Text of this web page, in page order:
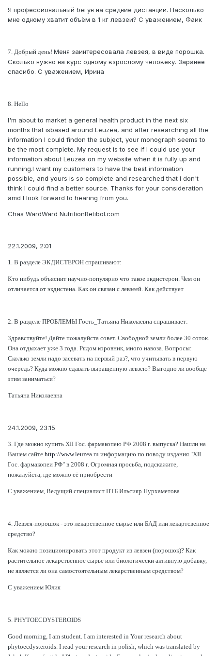
Я профессиональный бегун на средние дистанции. Насколько
мне одному хватит объём в 1 кг левзеи? С уважением, Фаик
7. Добрый день! Меня заинтересовала левзея, в виде порошка.
Сколько нужно на курс одному взрослому человеку. Заранее
спасибо. С уважением, Ирина
8. Hello
I'm about to market a general health product in the next six
months that isbased around Leuzea, and after researching all the
information I could findon the subject, your monograph seems to
be the most complete. My request is to see if I could use your
information about Leuzea on my website when it is fully up and
running.I want my customers to have the best information
possible, and yours is so complete and researched that I don't
think I could find a better source. Thanks for your consideration
amd I look forward to hearing from you.
Chas WardWard NutritionRetibol.com
22.1.2009, 2:01
1. В разделе ЭКДИСТЕРОН спрашивают:
Кто нибудь объяснит научно-популярно что такое экдистерон. Чем он
отличается от экдистена. Как он связан с левзеей. Как действует
2. В разделе ПРОБЛЕМЫ Гость_Татьяна Николаевна спрашивает:
Здравствуйте! Дайте пожалуйста совет. Свободной земли более 30 соток.
Она отдыхает уже 3 года. Рядом коровник, много навоза. Вопросы:
Сколько земли надо засевать на первый раз?, что учитывать в первую
очередь? Куда можно сдавать выращенную левзею? Выгодно ли вообще
этим заниматься?
Татьяна Николаевна
24.1.2009, 23:15
3. Где можно купить ХII Гос. фармакопею РФ 2008 г. выпуска? Нашли на
Вашем сайте http://www.leuzea.ru информацию по поводу издания "ХII
Гос. фармакопеи РФ" в 2008 г. Огромная просьба, подскажите,
пожалуйста, где можно её приобрести
С уважением, Ведущий специалист ПТБ Ильсияр Нурхаметова
4. Левзея-порошок - это лекарственное сырье или БАД или лекартсвенное
средство?
Как можно позиционировать этот продукт из левзеи (порошок)? Как
растительное лекарственное сырье или биологически активную добавку,
не является ли она самостоятельным лекарственным средством?
С уважением Юлия
5. PHYTOECDYSTEROIDS
Good morning, I am student. I am interested in Your research about
phytoecdysteroids. I read your research in polish, which was translated by